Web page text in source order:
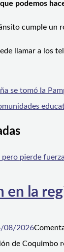
podemos
cumple un
llamar a los
se tomó la
en la
08/2026
de